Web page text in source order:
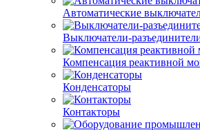
Автоматические
Выключатели-
Компенсация реактивной
Конденсаторы
Контакторы